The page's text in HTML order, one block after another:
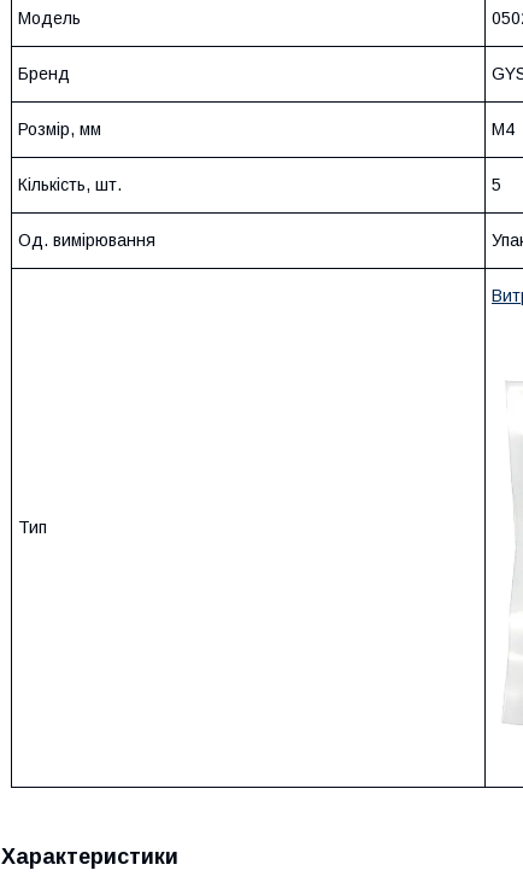
Модель
Бренд
Розмір, мм M4
Кількість, шт. 5
Од. вимірювання
Тип
Характеристики